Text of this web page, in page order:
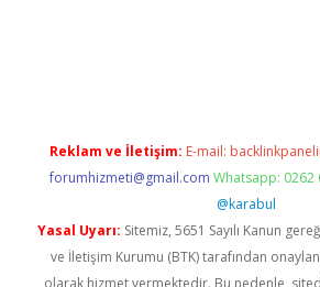
Reklam ve İletişim: E-mail:
forumhizmeti@gmail.com Whatsapp: 0262
@karabul
Yasal Uyarı: Sitemiz, 5651 Sayılı Kanun
ve İletişim Kurumu (BTK) tarafından
olarak hizmet vermektedir. Bu nedenle,